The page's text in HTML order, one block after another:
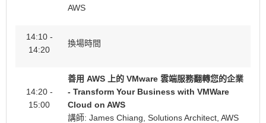
AWS
14:10 -
14:20
換場時間
14:20 -
15:00
善用 AWS 上的 VMware 雲端服務翻轉您的企業
- Transform Your Business with VMWare
Cloud on AWS
講師: James Chiang, Solutions Architect, AWS